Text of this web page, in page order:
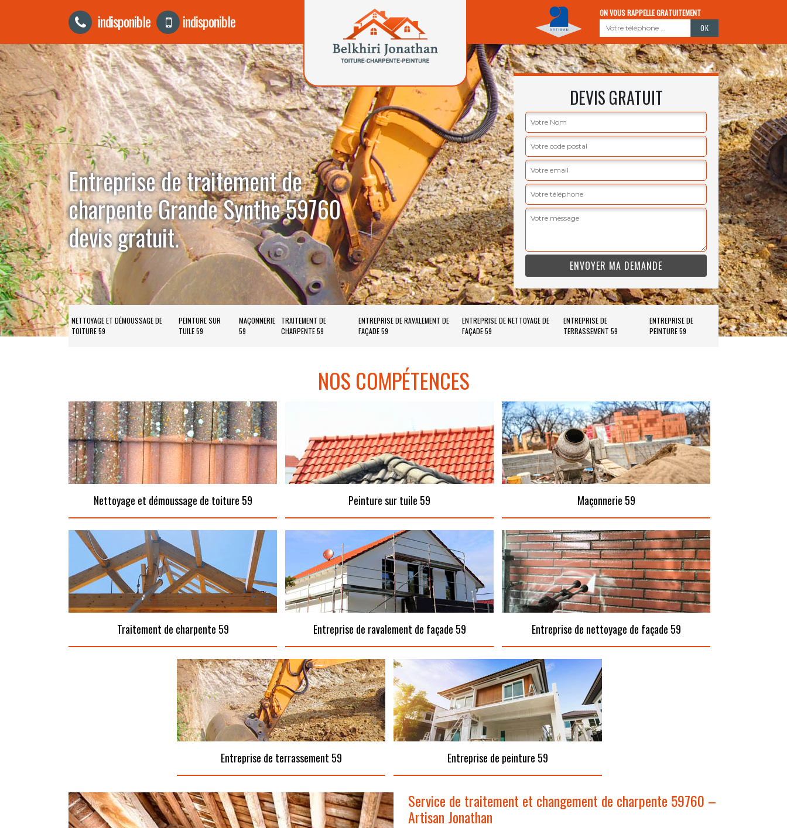
indisponible indisponible ON VOUS RAPPELLE GRATUITEMENT
Entreprise de traitement de
charpente Grande Synthe 59760
devis gratuit.
DEVIS GRATUIT
NETTOYAGE ET DÉMOUSSAGE DE
TOITURE 59
PEINTURE SUR
TUILE 59
MAÇONNERIE
59
TRAITEMENT DE
CHARPENTE 59
ENTREPRISE DE RAVALEMENT DE
FAÇADE 59
ENTREPRISE DE NETTOYAGE DE
FAÇADE 59
ENTREPRISE DE
TERRASSEMENT 59
ENTREPRISE DE
PEINTURE 59
NOS COMPÉTENCES
Nettoyage et démoussage de toiture 59 Peinture sur tuile 59 Maçonnerie 59
Traitement de charpente 59 Entreprise de ravalement de façade 59 Entreprise de nettoyage de façade 59
Entreprise de terrassement 59 Entreprise de peinture 59
Service de traitement et changement de charpente 59760 –
Artisan Jonathan